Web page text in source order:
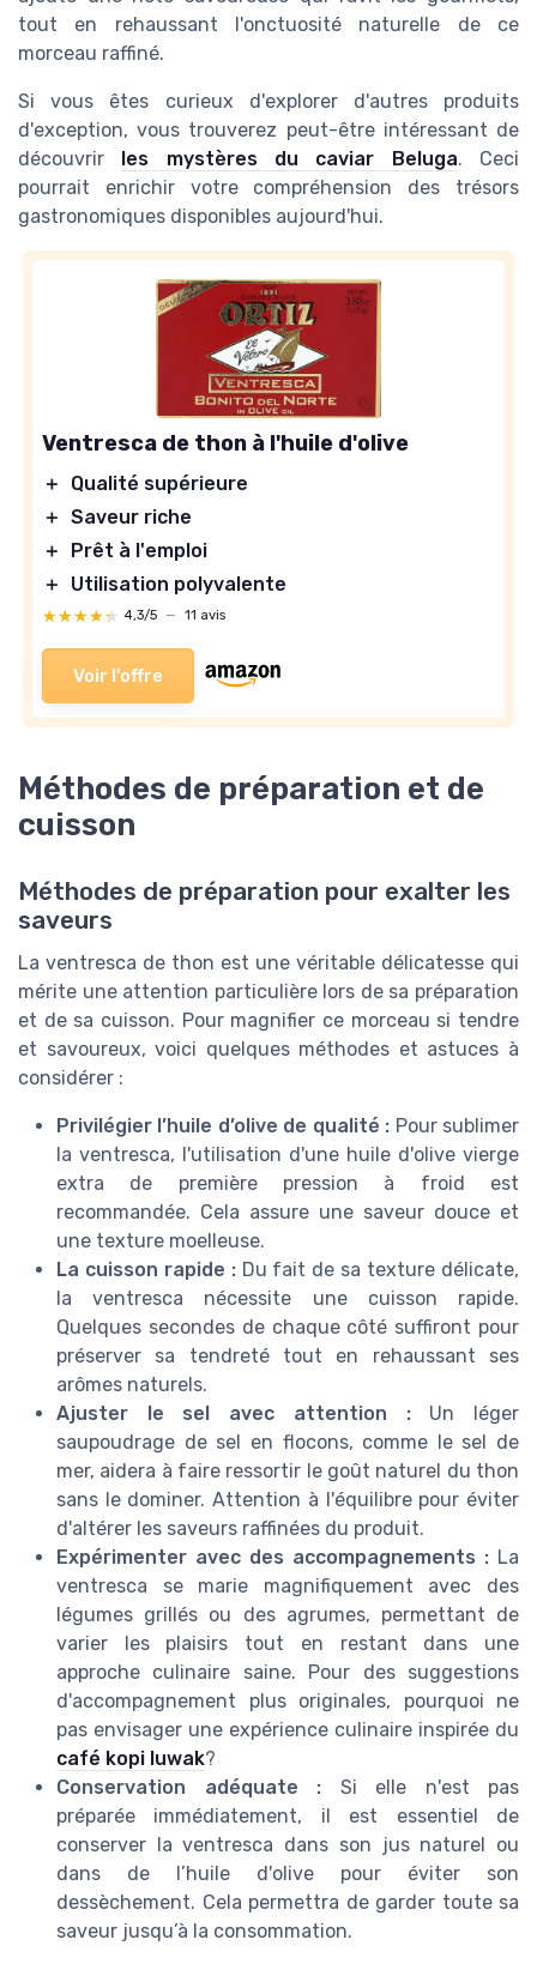
tout en rehaussant l'onctuosité naturelle de ce
morceau raffiné.
Si vous êtes curieux d'explorer d'autres produits
d'exception, vous trouverez peut-être intéressant de
découvrir les mystères du caviar Beluga. Ceci
pourrait enrichir votre compréhension des trésors
gastronomiques disponibles aujourd'hui.
Ventresca de thon à l'huile d'olive
＋
Qualité supérieure
＋ Saveur riche
＋
Prêt à l'emploi
＋
Utilisation polyvalente
★★★★★
★★★★★ 4,3/5 — 11 avis
Voir l'offre
Méthodes de préparation et de
cuisson
Méthodes de préparation pour exalter les
saveurs
La ventresca de thon est une véritable délicatesse qui
mérite une attention particulière lors de sa préparation
et de sa cuisson. Pour magnifier ce morceau si tendre
et savoureux, voici quelques méthodes et astuces à
considérer :
Privilégier l’huile d’olive de qualité : Pour sublimer
la ventresca, l'utilisation d'une huile d'olive vierge
extra de première pression à froid est
recommandée. Cela assure une saveur douce et
une texture moelleuse.
La cuisson rapide :Du fait de sa texture délicate,
la ventresca nécessite une cuisson rapide.
Quelques secondes de chaque côté suffiront pour
préserver sa tendreté tout en rehaussant ses
arômes naturels.
Ajuster le sel avec attention :Un léger
saupoudrage de sel en flocons, comme le sel de
mer, aidera à faire ressortir le goût naturel du thon
sans le dominer. Attention à l'équilibre pour éviter
d'altérer les saveurs raffinées du produit.
Expérimenter avec des accompagnements : La
ventresca se marie magnifiquement avec des
légumes grillés ou des agrumes, permettant de
varier les plaisirs tout en restant dans une
approche culinaire saine. Pour des suggestions
d'accompagnement plus originales, pourquoi ne
pas envisager une expérience culinaire inspirée du
café kopi luwak?
Conservation adéquate : Si elle n'est pas
préparée immédiatement, il est essentiel de
conserver la ventresca dans son jus naturel ou
dans de l’huile d'olive pour éviter son
dessèchement. Cela permettra de garder toute sa
saveur jusqu’à la consommation.